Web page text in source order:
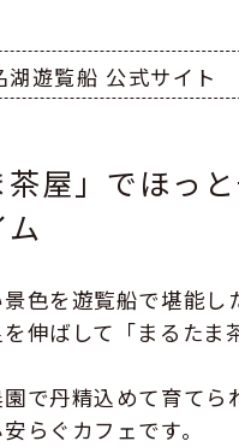
湖遊覧船 公式サイト
茶屋」でほっ
色を遊覧船で堪能し
伸ばして「まるたま
で丹精込めて育てら
らぐカフェです。